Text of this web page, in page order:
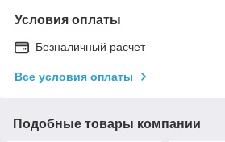
Условия оплаты
Безналичный расчет
Все условия оплаты
Подобные товары компании